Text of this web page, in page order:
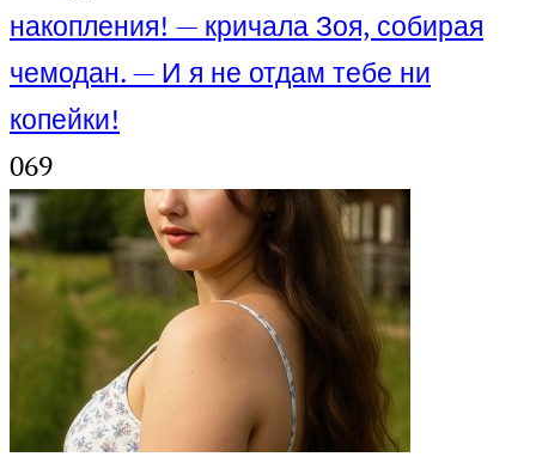
накопления! — кричала Зоя, собирая
чемодан. — И я не отдам тебе ни
копейки!
069